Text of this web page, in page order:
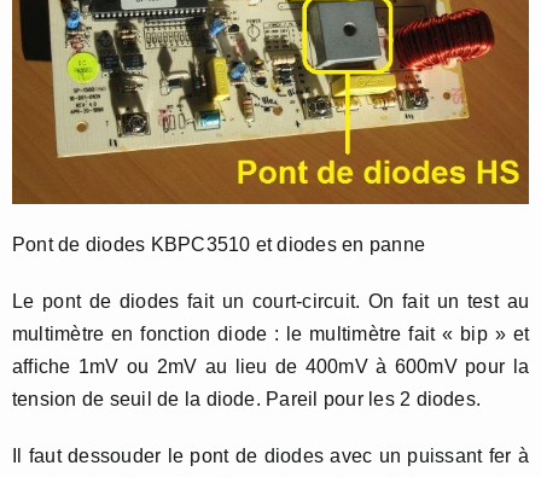
Pont de diodes KBPC3510 et diodes en panne
Le pont de diodes fait un court-circuit. On fait un test au
multimètre en fonction diode : le multimètre fait « bip » et
affiche 1mV ou 2mV au lieu de 400mV à 600mV pour la
tension de seuil de la diode. Pareil pour les 2 diodes.
Il faut dessouder le pont de diodes avec un puissant fer à